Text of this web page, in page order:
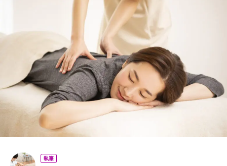
集患のコツ セミナー
執筆